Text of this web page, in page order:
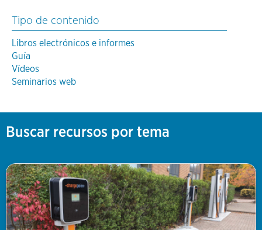
Tipo de contenido
Libros electrónicos e informes
Guía
Vídeos
Seminarios web
Buscar recursos por tema